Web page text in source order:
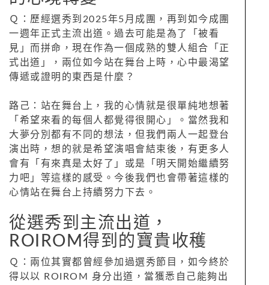
Ｑ：歷經選秀到2025年5月成團，再到如今成團
一週年正式主流出道。過去可能是為了「被看
見」而拼命，現在作為一個成熟的雙人組合「正
式出道」，兩位如今站在舞台上時，心中最渴望
傳遞或證明的東西是什麼？
路己：站在舞台上，我的心情就是很單純地想著
「希望來看的每個人都覺得很開心」。當然我和
大夢分別都有不同的想法，但我們兩人一起登台
演出時，想的就是希望演唱會結束後，有更多人
會有「有來真是太好了」或是「明天開始繼續努
力吧」等這樣的感受。今後我們也會帶著這樣的
心情站在舞台上持續努力下去。
從選秀到主流出道，
ROIROM得到的寶貴收穫
Ｑ：兩位其實都曾經參加過選秀節目，如今終於
得以以 ROIROM 身分出道，當獲悉自己能夠出